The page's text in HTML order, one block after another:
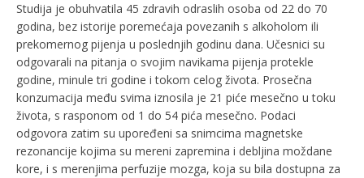
Studija je obuhvatila 45 zdravih odraslih osoba od 22 do 70
godina, bez istorije poremećaja povezanih s alkoholom ili
prekomernog pijenja u poslednjih godinu dana. Učesnici su
odgovarali na pitanja o svojim navikama pijenja protekle
godine, minule tri godine i tokom celog života. Prosečna
konzumacija među svima iznosila je 21 piće mesečno u toku
života, s rasponom od 1 do 54 pića mesečno. Podaci
odgovora zatim su upoređeni sa snimcima magnetske
rezonancije kojima su mereni zapremina i debljina moždane
kore, i s merenjima perfuzije mozga, koja su bila dostupna za